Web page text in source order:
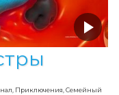
Приключения, Семейный